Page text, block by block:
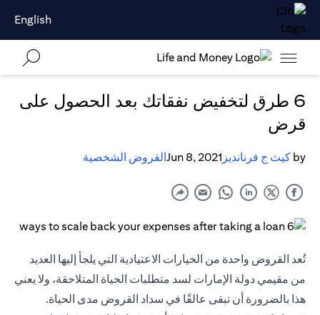
English
6 طرق لتخفيض نفقاتك بعد الحصول على
قرض
by كيث ج فرنانديز Jun 8, 2021القروض الشخصية
تُعد القروض واحدة من الخيارات الاعتيادية التي يلجأ إليها العديد
من مقيمي دولة الإمارات لسد متطلبات الحياة المتلاحقة، ولا يعني
هذا بالضرورة أن تبقى عالقًا في سداد القروض مدى الحياة.